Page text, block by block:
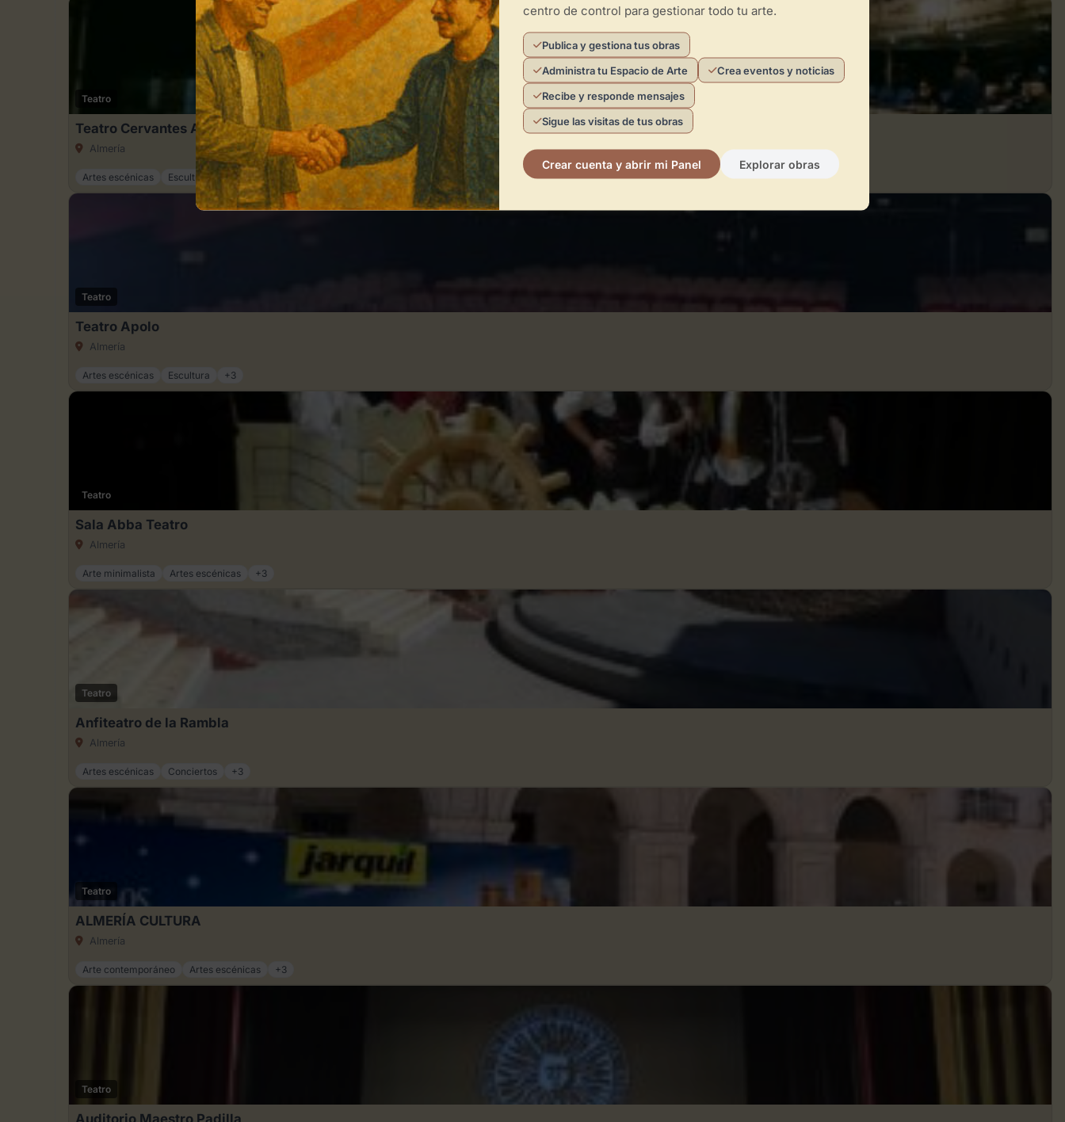
Teatro
Teatro Cervantes Almeria
Almería
Artes escénicas Escultura +3
Teatro
Teatro Apolo
Almería
Artes escénicas Escultura +3
Teatro
Sala Abba Teatro
Almería
Arte minimalista Artes escénicas +3
Teatro
Anfiteatro de la Rambla
Almería
Artes escénicas Conciertos +3
Teatro
ALMERÍA CULTURA
Almería
Arte contemporáneo Artes escénicas +3
Teatro
Auditorio Maestro Padilla
centro de control para gestionar todo tu arte.
Publica y gestiona tus obras
Administra tu Espacio de Arte
Crea eventos y noticias
Recibe y responde mensajes
Sigue las visitas de tus obras
Crear cuenta y abrir mi Panel Explorar obras